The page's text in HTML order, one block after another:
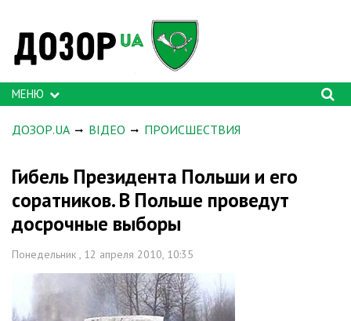
МЕНЮ
ДОЗОР.UA ВІДЕО ПРОИСШЕСТВИЯ
Гибель Президента Польши и его
соратников. В Польше проведут
досрочные выборы
Понедельник , 12 апреля 2010, 10:35